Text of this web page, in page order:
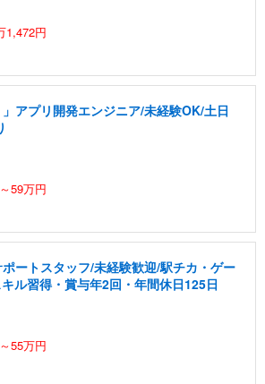
1,472円
」アプリ開発エンジニア/未経験OK/土日
59万円
ートスタッフ/未経験歓迎/駅チカ・ゲー
ル習得・賞与年2回・年間休日125日
55万円